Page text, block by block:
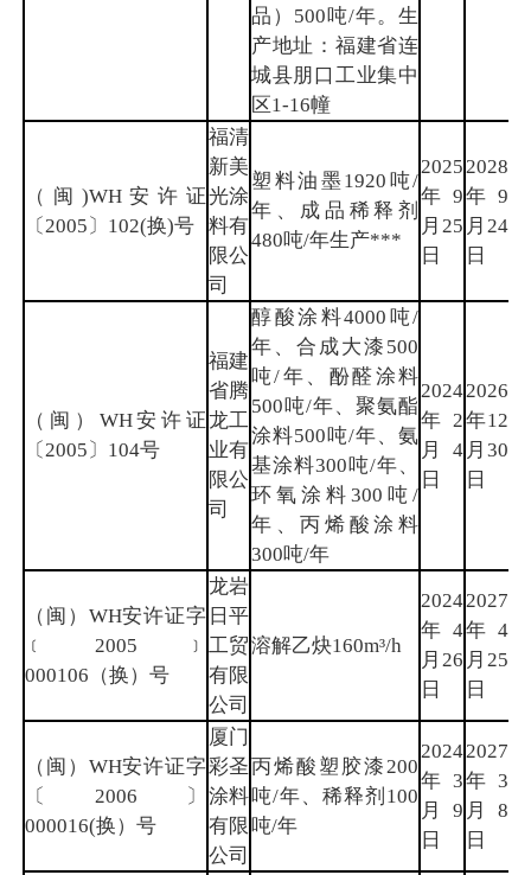
品）500吨/年。生
产地址：福建省连
城县朋口工业集中
区1-16幢
（闽)WH安许证
〔2005〕102(换)号
福清
新美
光涂
料有
限公
司
塑料油墨1920吨/
年、成品稀释剂
480吨/年生产***
2025
年9
月25
日
2028
年9
月24
日
（闽）WH安许证
〔2005〕104号
福建
省腾
龙工
业有
限公
司
醇酸涂料4000吨/
年、合成大漆500
吨/年、酚醛涂料
500吨/年、聚氨酯
涂料500吨/年、氨
基涂料300吨/年、
环氧涂料300吨/
年、丙烯酸涂料
300吨/年
2024
年2
月4
日
2026
年12
月30
日
（闽）WH安许证字
﹝2005﹞
000106（换）号
龙岩
日平
工贸
有限
公司
溶解乙炔160m³/h
2024
年4
月26
日
2027
年4
月25
日
（闽）WH安许证字
〔2006〕
000016(换）号
厦门
彩圣
涂料
有限
公司
丙烯酸塑胶漆200
吨/年、稀释剂100
吨/年
2024
年3
月9
日
2027
年3
月8
日